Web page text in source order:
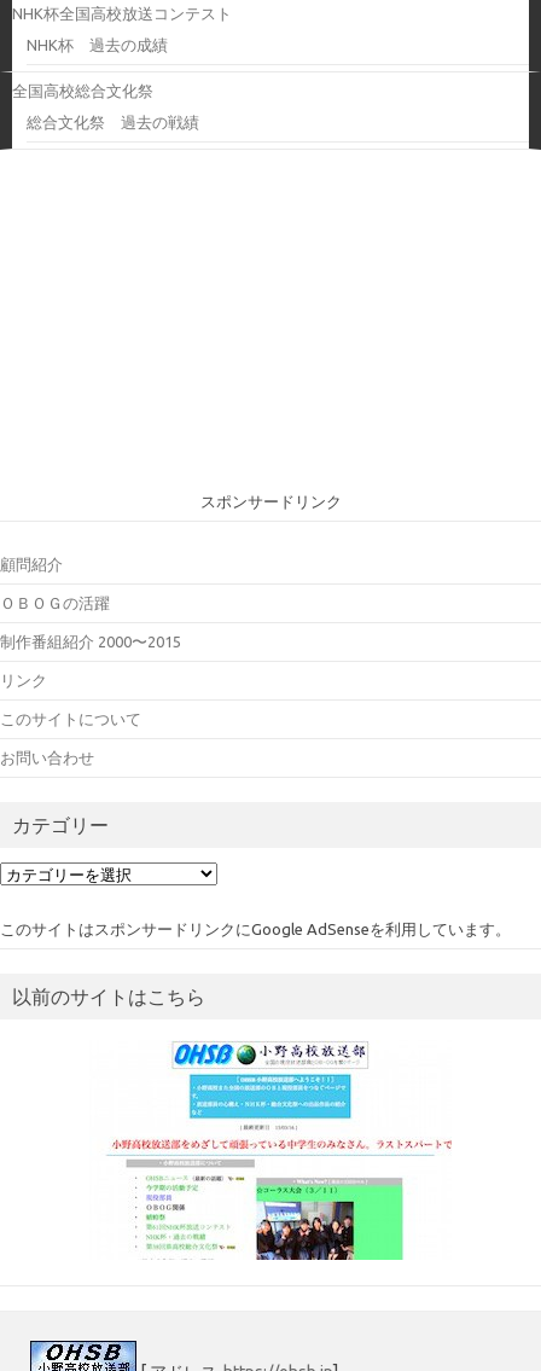
NHK杯全国高校放送コンテスト
NHK杯 過去の成績
全国高校総合文化祭
総合文化祭 過去の戦績
スポンサードリンク
顧問紹介
ＯＢＯＧの活躍
制作番組紹介 2000〜2015
リンク
このサイトについて
お問い合わせ
カテゴリー
カ
リ
このサイトはスポンサードリンクにGoogle AdSenseを利用しています。
以前のサイトはこちら